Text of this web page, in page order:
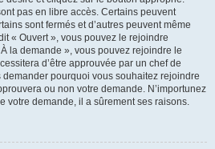
pas en libre accès. Certains peuvent
sont fermés et d’autres peuvent même
« Ouvert », vous pouvez le rejoindre
la demande », vous pouvez rejoindre le
d’être approuvée par un chef de
pourquoi vous souhaitez rejoindre
ou non votre demande. N’importunez
votre demande, il a sûrement ses raisons.